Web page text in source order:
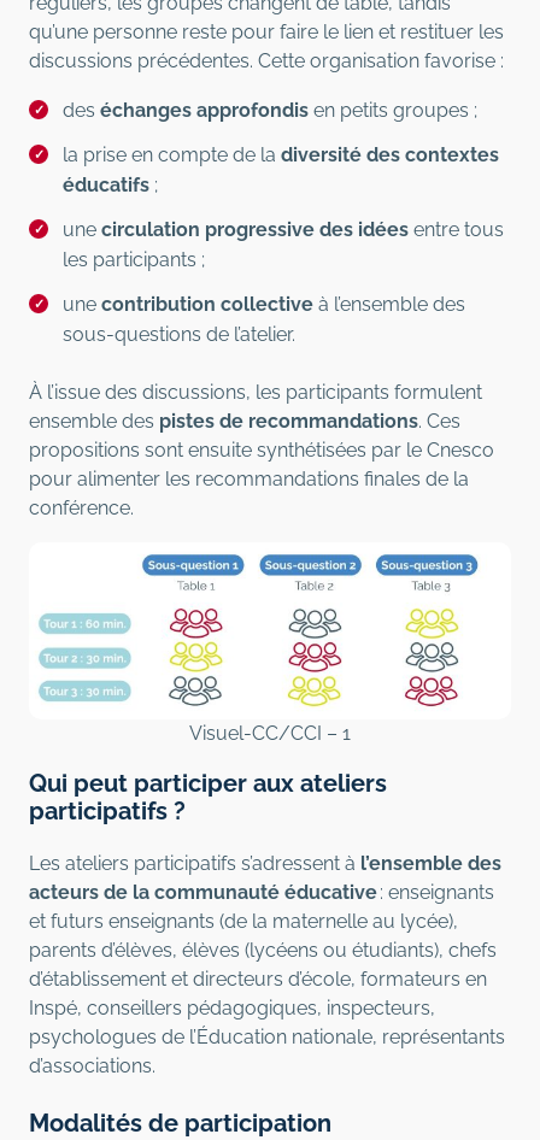
qu’une personne reste pour faire le lien et restituer les
discussions précédentes. Cette organisation favorise :
des échanges approfondis en petits groupes ;
la prise en compte de la diversité des contextes
éducatifs ;
une circulation progressive des idées entre tous
les participants ;
une contribution collective à l’ensemble des
sous-questions de l’atelier.
À l’issue des discussions, les participants formulent
ensemble des pistes de recommandations. Ces
propositions sont ensuite synthétisées par le Cnesco
pour alimenter les recommandations finales de la
conférence.
Visuel-CC/CCI – 1
Qui peut participer aux ateliers
participatifs ?
Les ateliers participatifs s’adressent à l’ensemble des
acteurs de la communauté éducative: enseignants
et futurs enseignants (de la maternelle au lycée),
parents d’élèves, élèves (lycéens ou étudiants), chefs
d’établissement et directeurs d’école, formateurs en
Inspé, conseillers pédagogiques, inspecteurs,
psychologues de l’Éducation nationale, représentants
d’associations.
Modalités de participation